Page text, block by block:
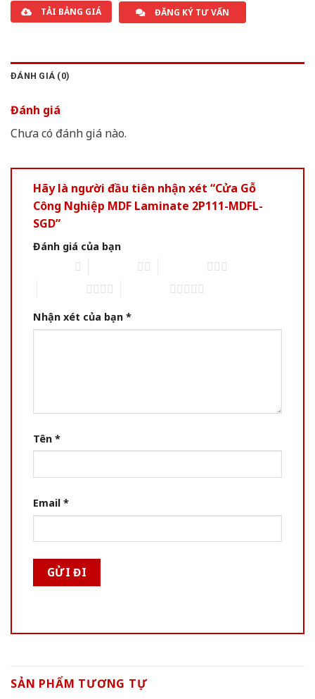
TẢI BẢNG GIÁ ĐĂNG KÝ TƯ VẤN
ĐÁNH GIÁ (0)
Đánh giá
Chưa có đánh giá nào.
Hãy là người đầu tiên nhận xét “Cửa Gỗ
Công Nghiệp MDF Laminate 2P111-MDFL-
SGD”
Đánh giá của bạn
Nhận xét của bạn *
Tên *
Email *
SẢN PHẨM TƯƠNG TỰ